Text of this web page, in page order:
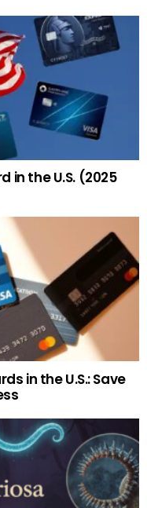
in the U.S. (2025
in the U.S.: Save